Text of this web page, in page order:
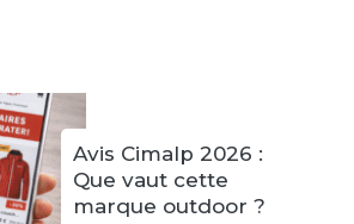
Avis Cimalp 2026 :
Que vaut cette
marque outdoor ?